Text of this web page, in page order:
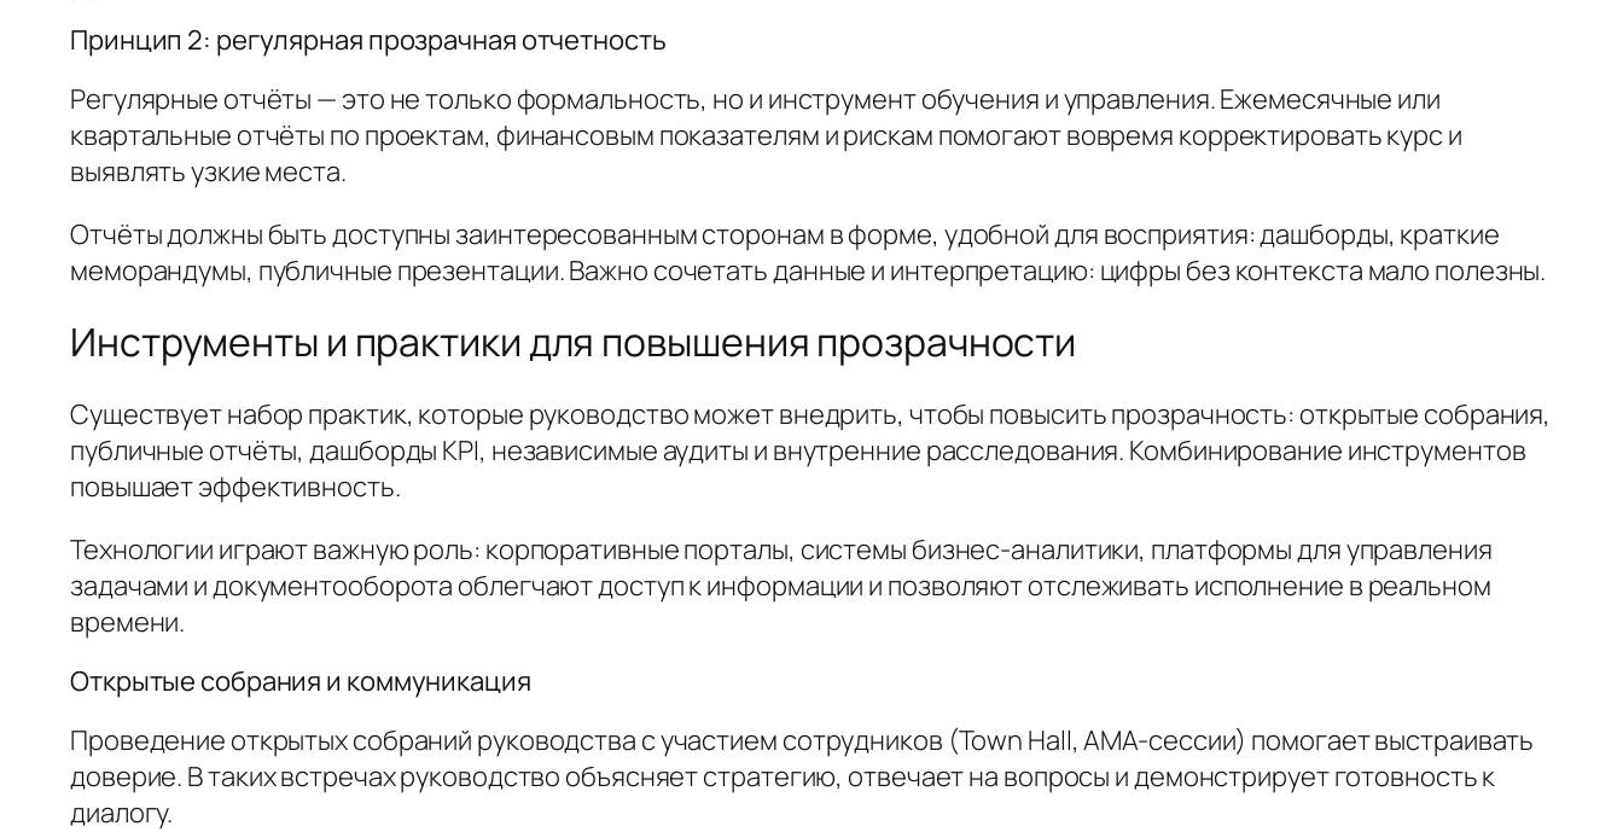
Принцип 2: регулярная прозрачная отчетность
Регулярные отчёты — это не только формальность, но и инструмент обучения и управления. Ежемесячные или
квартальные отчёты по проектам, финансовым показателям и рискам помогают вовремя корректировать курс и
выявлять узкие места.
Отчёты должны быть доступны заинтересованным сторонам в форме, удобной для восприятия: дашборды, краткие
меморандумы, публичные презентации. Важно сочетать данные и интерпретацию: цифры без контекста мало полезны.
Инструменты и практики для повышения прозрачности
Существует набор практик, которые руководство может внедрить, чтобы повысить прозрачность: открытые собрания,
публичные отчёты, дашборды KPI, независимые аудиты и внутренние расследования. Комбинирование инструментов
повышает эффективность.
Технологии играют важную роль: корпоративные порталы, системы бизнес-аналитики, платформы для управления
задачами и документооборота облегчают доступ к информации и позволяют отслеживать исполнение в реальном
времени.
Открытые собрания и коммуникация
Проведение открытых собраний руководства с участием сотрудников (Town Hall, AMA-сессии) помогает выстраивать
доверие. В таких встречах руководство объясняет стратегию, отвечает на вопросы и демонстрирует готовность к
диалогу.